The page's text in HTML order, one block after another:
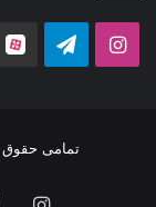
اینستاگرامتلگرام
تمامی